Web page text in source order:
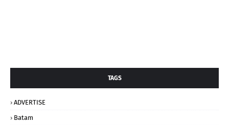
TAGS
ADVERTISE
Batam